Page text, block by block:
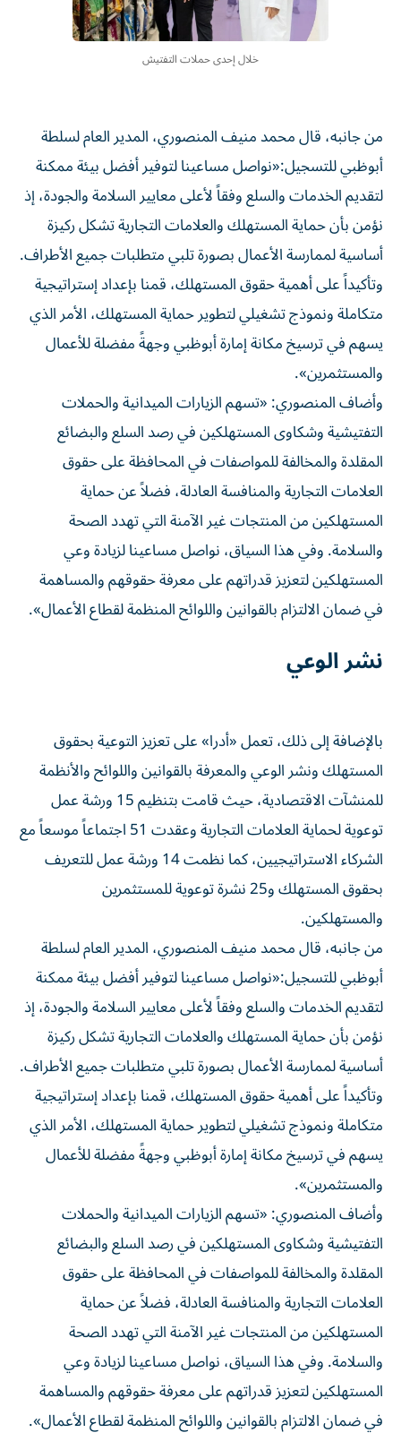
خلال إحدى حملات التفتيش
من جانبه، قال محمد منيف المنصوري، المدير العام لسلطة
أبوظبي للتسجيل:«نواصل مساعينا لتوفير أفضل بيئة ممكنة
لتقديم الخدمات والسلع وفقاً لأعلى معايير السلامة والجودة، إذ
نؤمن بأن حماية المستهلك والعلامات التجارية تشكل ركيزة
أساسية لممارسة الأعمال بصورة تلبي متطلبات جميع الأطراف.
وتأكيداً على أهمية حقوق المستهلك، قمنا بإعداد إستراتيجية
متكاملة ونموذج تشغيلي لتطوير حماية المستهلك، الأمر الذي
يسهم في ترسيخ مكانة إمارة أبوظبي وجهةً مفضلة للأعمال
والمستثمرين».
وأضاف المنصوري: «تسهم الزيارات الميدانية والحملات
التفتيشية وشكاوى المستهلكين في رصد السلع والبضائع
المقلدة والمخالفة للمواصفات في المحافظة على حقوق
العلامات التجارية والمنافسة العادلة، فضلاً عن حماية
المستهلكين من المنتجات غير الآمنة التي تهدد الصحة
والسلامة. وفي هذا السياق، نواصل مساعينا لزيادة وعي
المستهلكين لتعزيز قدراتهم على معرفة حقوقهم والمساهمة
في ضمان الالتزام بالقوانين واللوائح المنظمة لقطاع الأعمال».
نشر الوعي
بالإضافة إلى ذلك، تعمل «أدرا» على تعزيز التوعية بحقوق
المستهلك ونشر الوعي والمعرفة بالقوانين واللوائح والأنظمة
للمنشآت الاقتصادية، حيث قامت بتنظيم 15 ورشة عمل
توعوية لحماية العلامات التجارية وعقدت 51 اجتماعاً موسعاً مع
الشركاء الاستراتيجيين، كما نظمت 14 ورشة عمل للتعريف
بحقوق المستهلك و25 نشرة توعوية للمستثمرين
والمستهلكين.
من جانبه، قال محمد منيف المنصوري، المدير العام لسلطة
أبوظبي للتسجيل:«نواصل مساعينا لتوفير أفضل بيئة ممكنة
لتقديم الخدمات والسلع وفقاً لأعلى معايير السلامة والجودة، إذ
نؤمن بأن حماية المستهلك والعلامات التجارية تشكل ركيزة
أساسية لممارسة الأعمال بصورة تلبي متطلبات جميع الأطراف.
وتأكيداً على أهمية حقوق المستهلك، قمنا بإعداد إستراتيجية
متكاملة ونموذج تشغيلي لتطوير حماية المستهلك، الأمر الذي
يسهم في ترسيخ مكانة إمارة أبوظبي وجهةً مفضلة للأعمال
والمستثمرين».
وأضاف المنصوري: «تسهم الزيارات الميدانية والحملات
التفتيشية وشكاوى المستهلكين في رصد السلع والبضائع
المقلدة والمخالفة للمواصفات في المحافظة على حقوق
العلامات التجارية والمنافسة العادلة، فضلاً عن حماية
المستهلكين من المنتجات غير الآمنة التي تهدد الصحة
والسلامة. وفي هذا السياق، نواصل مساعينا لزيادة وعي
المستهلكين لتعزيز قدراتهم على معرفة حقوقهم والمساهمة
في ضمان الالتزام بالقوانين واللوائح المنظمة لقطاع الأعمال».